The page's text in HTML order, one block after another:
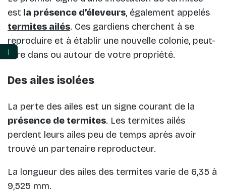
est la présence d’éleveurs, également appelés
termites ailés. Ces gardiens cherchent à se
reproduire et à établir une nouvelle colonie, peut-
être dans ou autour de votre propriété.
Des ailes isolées
La perte des ailes est un signe courant de la
présence de termites. Les termites ailés
perdent leurs ailes peu de temps après avoir
trouvé un partenaire reproducteur.
La longueur des ailes des termites varie de 6,35 à
9,525 mm.
ℹ️